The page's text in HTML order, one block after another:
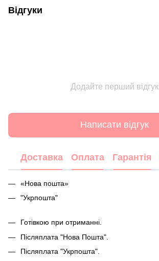
Відгуки
Додайте перший відгук
Написати відгук
Доставка Оплата Гарантія
«Нова пошта»
"Укрпошта"
Готівкою при отриманні.
Післяплата "Нова Пошта".
Післяплата "Укрпошта".